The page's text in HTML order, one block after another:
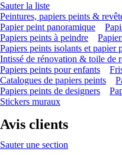
Sauter la liste
Peintures, papiers peints &
Papier peint panoramique
Papiers peints à peindre
Papiers peints isolants et papier
Intissé de rénovation & toile de
Papiers peints pour enfants
Catalogues de papiers peints
Papiers peints de designers
Stickers muraux
Avis clients
Sauter une section